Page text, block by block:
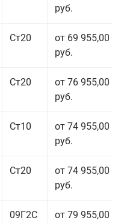
руб.
Ст20
от 69 955,00
руб.
Ст20
от 76 955,00
руб.
Ст10
от 74 955,00
руб.
Ст20
от 74 955,00
руб.
09Г2С
от 79 955,00